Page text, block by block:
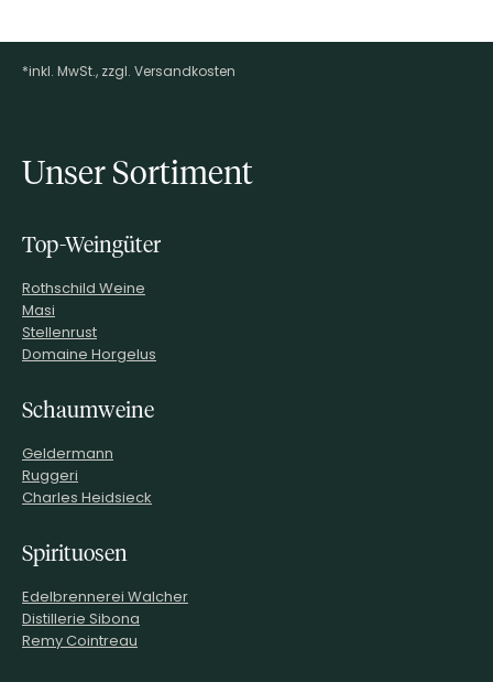
Footer-Menü
*inkl. MwSt., zzgl. Versandkosten
Unser Sortiment
Top-Weingüter
Rothschild Weine
Masi
Stellenrust
Domaine Horgelus
Schaumweine
Geldermann
Ruggeri
Charles Heidsieck
Spirituosen
Edelbrennerei Walcher
Distillerie Sibona
Remy Cointreau